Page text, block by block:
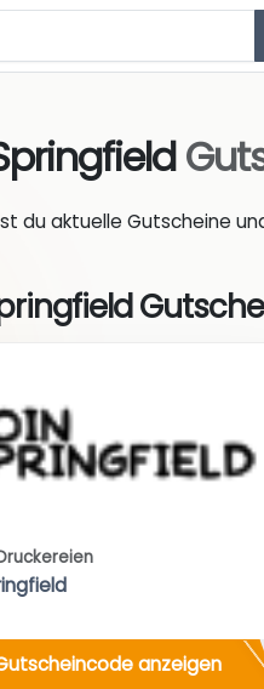
du aktuelle Gutscheine
anzeigen